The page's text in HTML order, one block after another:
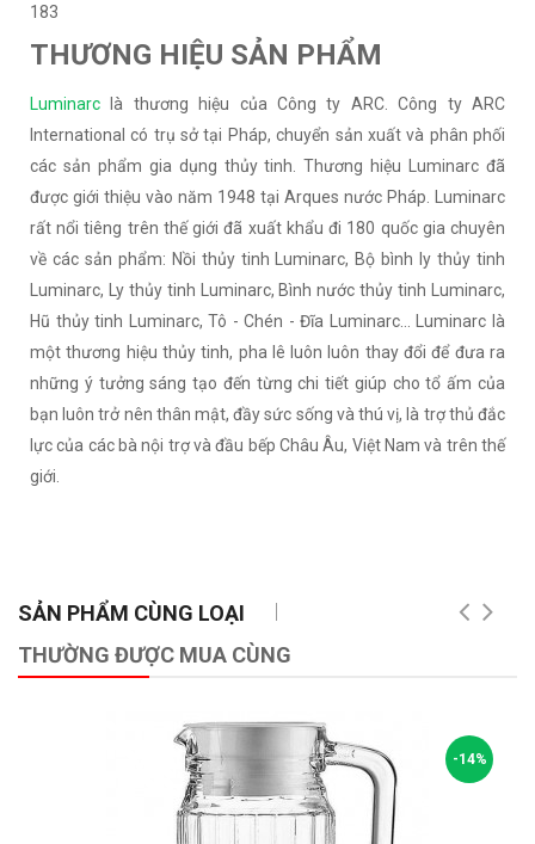
183
THƯƠNG HIỆU SẢN PHẨM
Luminarc là thương hiệu của Công ty ARC. Công ty ARC
International có trụ sở tại Pháp, chuyển sản xuất và phân phối
các sản phẩm gia dụng thủy tinh. Thương hiệu Luminarc đã
được giới thiệu vào năm 1948 tại Arques nước Pháp. Luminarc
rất nổi tiêng trên thế giới đã xuất khẩu đi 180 quốc gia chuyên
về các sản phẩm: Nồi thủy tinh Luminarc, Bộ bình ly thủy tinh
Luminarc, Ly thủy tinh Luminarc, Bình nước thủy tinh Luminarc,
Hũ thủy tinh Luminarc, Tô - Chén - Đĩa Luminarc… Luminarc là
một thương hiệu thủy tinh, pha lê luôn luôn thay đổi để đưa ra
những ý tưởng sáng tạo đến từng chi tiết giúp cho tổ ấm của
bạn luôn trở nên thân mật, đầy sức sống và thú vị, là trợ thủ đắc
lực của các bà nội trợ và đầu bếp Châu Âu, Việt Nam và trên thế
giới.
SẢN PHẨM CÙNG LOẠI
THƯỜNG ĐƯỢC MUA CÙNG
-14%